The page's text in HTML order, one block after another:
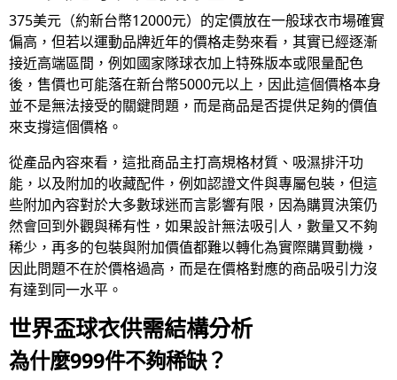
375美元（約新台幣12000元）的定價放在一般球衣市場確實
偏高，但若以運動品牌近年的價格走勢來看，其實已經逐漸
接近高端區間，例如國家隊球衣加上特殊版本或限量配色
後，售價也可能落在新台幣5000元以上，因此這個價格本身
並不是無法接受的關鍵問題，而是商品是否提供足夠的價值
來支撐這個價格。
從產品內容來看，這批商品主打高規格材質、吸濕排汗功
能，以及附加的收藏配件，例如認證文件與專屬包裝，但這
些附加內容對於大多數球迷而言影響有限，因為購買決策仍
然會回到外觀與稀有性，如果設計無法吸引人，數量又不夠
稀少，再多的包裝與附加價值都難以轉化為實際購買動機，
因此問題不在於價格過高，而是在價格對應的商品吸引力沒
有達到同一水平。
世界盃球衣供需結構分析
為什麼999件不夠稀缺？